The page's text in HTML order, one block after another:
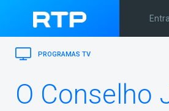
PROGRAMAS TV
O Conselho